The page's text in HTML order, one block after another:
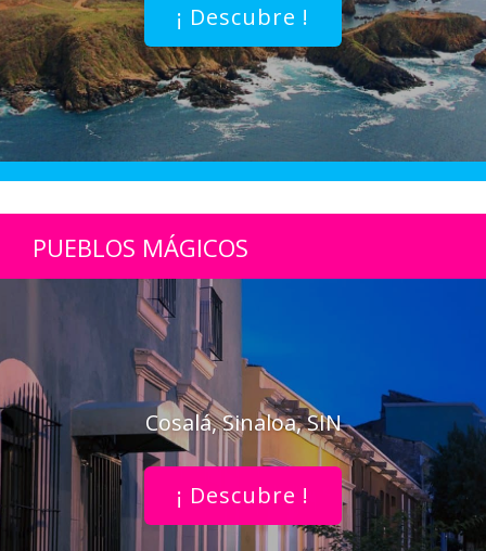
¡ Descubre !
PUEBLOS MÁGICOS
Cosalá, Sinaloa, SIN
¡ Descubre !